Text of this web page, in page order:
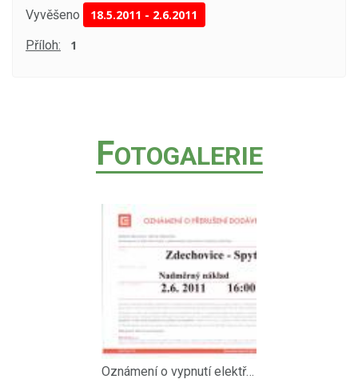
Vyvěšeno 18.5.2011 - 2.6.2011
Příloh: 1
FOTOGALERIE
Oznámení o vypnutí elektřiny 02062011